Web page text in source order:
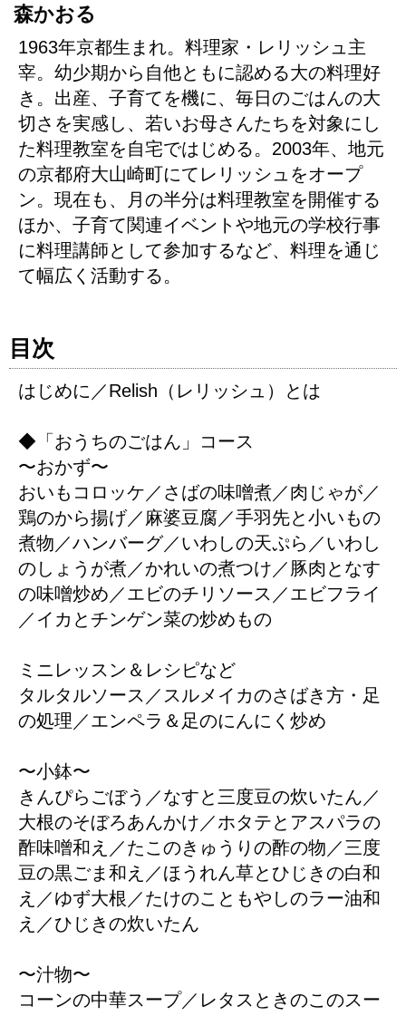
森かおる
1963年京都生まれ。料理家・レリッシュ主
宰。幼少期から自他ともに認める大の料理好
き。出産、子育てを機に、毎日のごはんの大
切さを実感し、若いお母さんたちを対象にし
た料理教室を自宅ではじめる。2003年、地元
の京都府大山崎町にてレリッシュをオープ
ン。現在も、月の半分は料理教室を開催する
ほか、子育て関連イベントや地元の学校行事
に料理講師として参加するなど、料理を通じ
て幅広く活動する。
目次
はじめに／Relish（レリッシュ）とは
◆「おうちのごはん」コース
〜おかず〜
おいもコロッケ／さばの味噌煮／肉じゃが／
鶏のから揚げ／麻婆豆腐／手羽先と小いもの
煮物／ハンバーグ／いわしの天ぷら／いわし
のしょうが煮／かれいの煮つけ／豚肉となす
の味噌炒め／エビのチリソース／エビフライ
／イカとチンゲン菜の炒めもの
ミニレッスン＆レシピなど
タルタルソース／スルメイカのさばき方・足
の処理／エンペラ＆足のにんにく炒め
〜小鉢〜
きんぴらごぼう／なすと三度豆の炊いたん／
大根のそぼろあんかけ／ホタテとアスパラの
酢味噌和え／たこのきゅうりの酢の物／三度
豆の黒ごま和え／ほうれん草とひじきの白和
え／ゆず大根／たけのこともやしのラー油和
え／ひじきの炊いたん
〜汁物〜
コーンの中華スープ／レタスときのこのスー